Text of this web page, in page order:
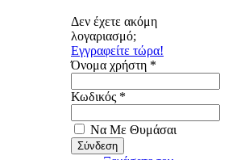
Δεν έχετε ακόμη
λογαριασμό;
Εγγραφείτε τώρα!
Όνομα χρήστη *
Κωδικός *
Να Με Θυμάσαι